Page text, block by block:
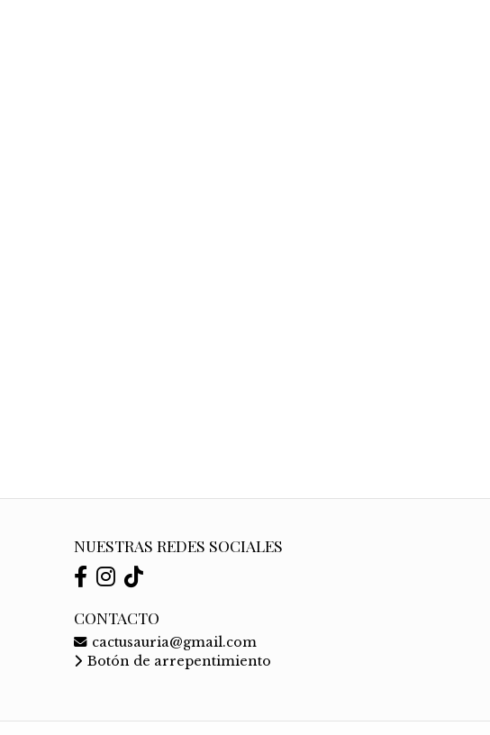
NUESTRAS REDES SOCIALES
CONTACTO
cactusauria@gmail.com
Botón de arrepentimiento